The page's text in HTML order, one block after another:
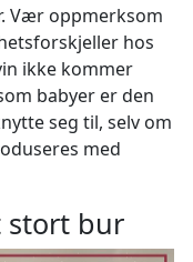
Vær oppmerksom
hos
ikke kommer
babyer er den
seg til, selv om
med
stort bur